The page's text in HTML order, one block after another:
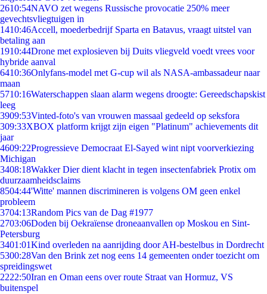
2610:54NAVO zet wegens Russische provocatie 250% meer
gevechtsvliegtuigen in
1410:46Accell, moederbedrijf Sparta en Batavus, vraagt uitstel van
betaling aan
1910:44Drone met explosieven bij Duits vliegveld voedt vrees voor
hybride aanval
6410:36Onlyfans-model met G-cup wil als NASA-ambassadeur naar
maan
5710:16Waterschappen slaan alarm wegens droogte: Gereedschapskist
leeg
3909:53Vinted-foto's van vrouwen massaal gedeeld op seksfora
309:33XBOX platform krijgt zijn eigen "Platinum" achievements dit
jaar
4609:22Progressieve Democraat El-Sayed wint nipt voorverkiezing
Michigan
3408:18Wakker Dier dient klacht in tegen insectenfabriek Protix om
duurzaamheidsclaims
8504:44'Witte' mannen discrimineren is volgens OM geen enkel
probleem
3704:13Random Pics van de Dag #1977
2703:06Doden bij Oekraïense droneaanvallen op Moskou en Sint-
Petersburg
3401:01Kind overleden na aanrijding door AH-bestelbus in Dordrecht
5300:28Van den Brink zet nog eens 14 gemeenten onder toezicht om
spreidingswet
2222:50Iran en Oman eens over route Straat van Hormuz, VS
buitenspel